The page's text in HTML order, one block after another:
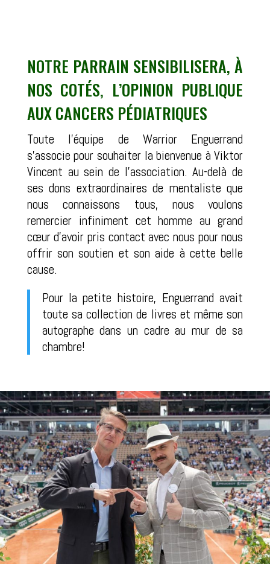
NOTRE PARRAIN SENSIBILISERA, À
NOS COTÉS, L’OPINION PUBLIQUE
AUX CANCERS PÉDIATRIQUES
Toute l’équipe de Warrior Enguerrand
s’associe pour souhaiter la bienvenue à Viktor
Vincent au sein de l’association. Au-delà de
ses dons extraordinaires de mentaliste que
nous connaissons tous, nous voulons
remercier infiniment cet homme au grand
cœur d’avoir pris contact avec nous pour nous
offrir son soutien et son aide à cette belle
cause.
Pour la petite histoire, Enguerrand avait
toute sa collection de livres et même son
autographe dans un cadre au mur de sa
chambre!